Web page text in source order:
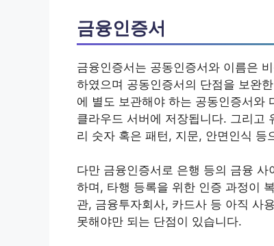
금융인증서
금융인증서는 공동인증서와 이름은
하였으며 공동인증서의 단점을 보완
에 별도 보관해야 하는 공동인증서와
클라우드 서버에 저장됩니다. 그리고
리 숫자 혹은 패턴, 지문, 안면인식 등
다만 금융인증서로 은행 등의 금융
하며, 타행 등록을 위한 인증 과정이
관, 금융투자회사, 카드사 등 아직 사
못해야만 되는 단점이 있습니다.